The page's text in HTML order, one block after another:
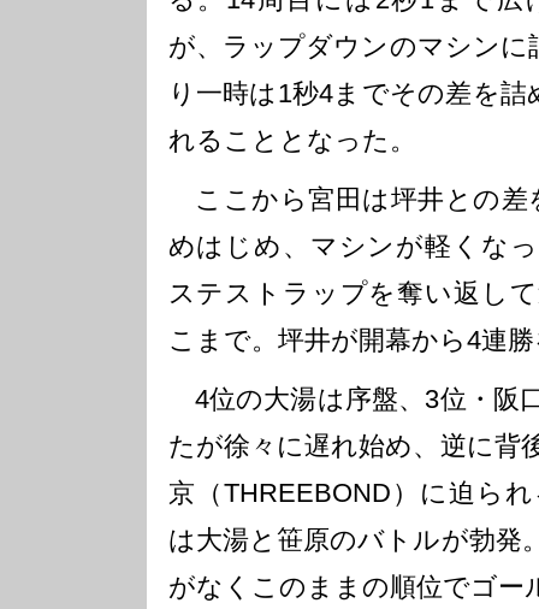
が、ラップダウンのマシンに
り一時は1秒4までその差を詰
れることとなった。
ここから宮田は坪井との差
めはじめ、マシンが軽くな
ステストラップを奪い返し
こまで。坪井が開幕から4連
4位の大湯は序盤、3位・阪
たが徐々に遅れ始め、逆に背
京（THREEBOND）に迫ら
は大湯と笹原のバトルが勃発
がなくこのままの順位でゴー